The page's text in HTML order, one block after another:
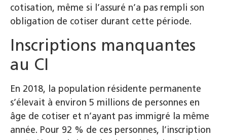
cotisation, même si l’assuré n’a pas rempli son
obligation de cotiser durant cette période.
Inscriptions manquantes
au CI
En 2018, la population résidente permanente
s’élevait à environ 5 millions de personnes en
âge de cotiser et n’ayant pas immigré la même
année. Pour 92 % de ces personnes, l’inscription